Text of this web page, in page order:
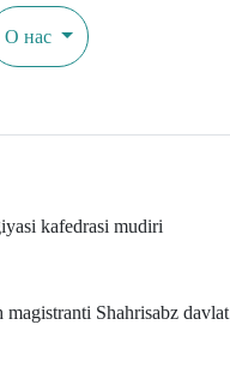
О нас
kafedrasi mudiri
Shahrisabz